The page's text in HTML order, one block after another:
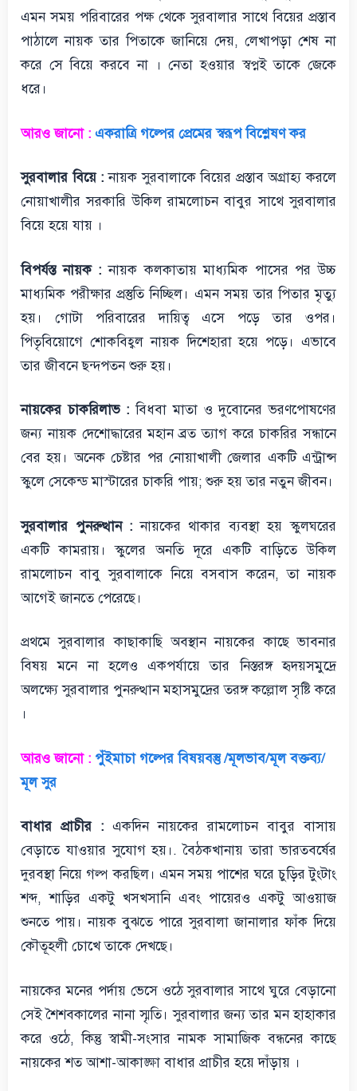
এমন সময় পরিবারের পক্ষ থেকে সুরবালার সাথে বিয়ের প্রস্তাব
পাঠালে নায়ক তার পিতাকে জানিয়ে দেয়, লেখাপড়া শেষ না
করে সে বিয়ে করবে না । নেতা হওয়ার স্বপ্নই তাকে জেকে
ধরে।
আরও জানো : একরাত্রি গল্পের প্রেমের স্বরূপ বিশ্লেষণ কর
সুরবালার বিয়ে : নায়ক সুরবালাকে বিয়ের প্রস্তাব অগ্রাহ্য করলে
নোয়াখালীর সরকারি উকিল রামলোচন বাবুর সাথে সুরবালার
বিয়ে হয়ে যায় ।
বিপর্যস্ত নায়ক : নায়ক কলকাতায় মাধ্যমিক পাসের পর উচ্চ
মাধ্যমিক পরীক্ষার প্রস্তুতি নিচ্ছিল। এমন সময় তার পিতার মৃত্যু
হয়। গোটা পরিবারের দায়িত্ব এসে পড়ে তার ওপর।
পিতৃবিয়োগে শোকবিহ্বল নায়ক দিশেহারা হয়ে পড়ে। এভাবে
তার জীবনে ছন্দপতন শুরু হয়।
নায়কের চাকরিলাভ : বিধবা মাতা ও দুবোনের ভরণপোষণের
জন্য নায়ক দেশোদ্ধারের মহান ব্রত ত্যাগ করে চাকরির সন্ধানে
বের হয়। অনেক চেষ্টার পর নোয়াখালী জেলার একটি এন্ট্রান্স
স্কুলে সেকেন্ড মাস্টারের চাকরি পায়; শুরু হয় তার নতুন জীবন।
সুরবালার পুনরুত্থান : নায়কের থাকার ব্যবস্থা হয় স্কুলঘরের
একটি কামরায়। স্কুলের অনতি দূরে একটি বাড়িতে উকিল
রামলোচন বাবু সুরবালাকে নিয়ে বসবাস করেন, তা নায়ক
আগেই জানতে পেরেছে।
প্রথমে সুরবালার কাছাকাছি অবস্থান নায়কের কাছে ভাবনার
বিষয় মনে না হলেও একপর্যায়ে তার নিস্তরঙ্গ হৃদয়সমুদ্রে
অলক্ষ্যে সুরবালার পুনরুত্থান মহাসমুদ্রের তরঙ্গ কল্লোল সৃষ্টি করে
।
আরও জানো : পুঁইমাচা গল্পের বিষয়বস্তু /মূলভাব/মূল বক্তব্য/
মূল সুর
বাধার প্রাচীর : একদিন নায়কের রামলোচন বাবুর বাসায়
বেড়াতে যাওয়ার সুযোগ হয়।. বৈঠকখানায় তারা ভারতবর্ষের
দুরবস্থা নিয়ে গল্প করছিল। এমন সময় পাশের ঘরে চুড়ির টুংটাং
শব্দ, শাড়ির একটু খসখসানি এবং পায়েরও একটু আওয়াজ
শুনতে পায়। নায়ক বুঝতে পারে সুরবালা জানালার ফাঁক দিয়ে
কৌতূহলী চোখে তাকে দেখছে।
নায়কের মনের পর্দায় ভেসে ওঠে সুরবালার সাথে ঘুরে বেড়ানো
সেই শৈশবকালের নানা স্মৃতি। সুরবালার জন্য তার মন হাহাকার
করে ওঠে, কিন্তু স্বামী-সংসার নামক সামাজিক বন্ধনের কাছে
নায়কের শত আশা-আকাঙ্ক্ষা বাধার প্রাচীর হয়ে দাঁড়ায় ।